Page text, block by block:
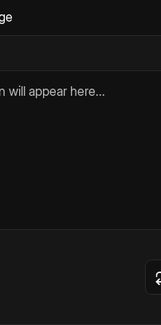
will appear here...